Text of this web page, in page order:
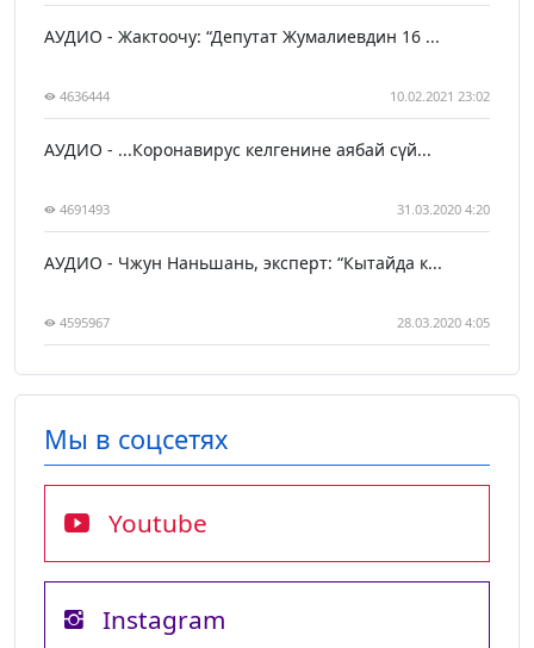
АУДИО - Жактоочу: “Депутат Жумалиевдин 16 ...
4636444 10.02.2021 23:02
АУДИО - ...Коронавирус келгенине аябай сүй...
4691493 31.03.2020 4:20
АУДИО - Чжун Наньшань, эксперт: “Кытайда к...
4595967 28.03.2020 4:05
Мы в соцсетях
Youtube
Instagram